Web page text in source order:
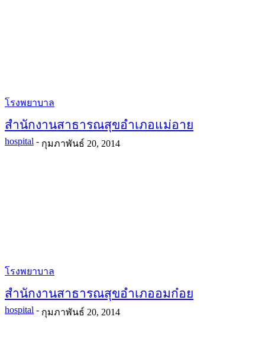
โรงพยาบาล
สำนักงานสาธารณสุขอำเภอแม่อาย
hospital - กุมภาพันธ์ 20, 2014
โรงพยาบาล
สำนักงานสาธารณสุขอำเภออมก๋อย
hospital - กุมภาพันธ์ 20, 2014